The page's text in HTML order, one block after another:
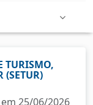
TURISMO,
(SETUR)
25/06/2026